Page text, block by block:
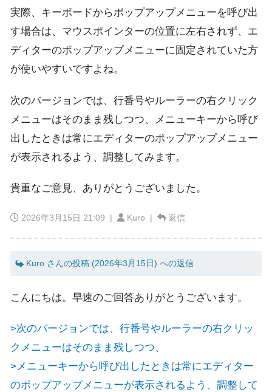
実際、キーボードからポップアップメニューを呼び出
す場合は、マウスポインターの位置に左右されず、エ
ディターのポップアップメニューに固定されていた方
が使いやすいですよね。
次のバージョンでは、行番号やルーラーの右クリック
メニューはそのまま残しつつ、メニューキーから呼び
出したときは常にエディターのポップアップメニュー
が表示されるよう、調整してみます。
貴重なご意見、ありがとうございました。
2026年3月15日 21:09 | Kuro | 返信
Kuro さんの投稿 (2026年3月15日) への返信
こんにちは。早速のご回答ありがとうございます。
>次のバージョンでは、行番号やルーラーの右クリッ
クメニューはそのまま残しつつ、
>メニューキーから呼び出したときは常にエディター
のポップアップメニューが表示されるよう、調整して